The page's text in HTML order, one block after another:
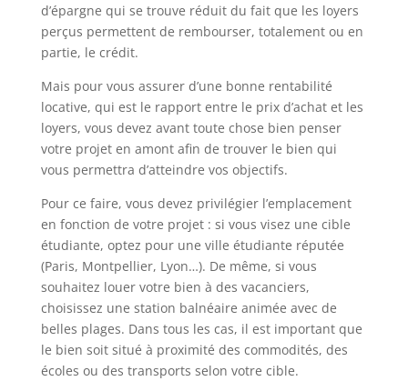
d’épargne qui se trouve réduit du fait que les loyers
perçus permettent de rembourser, totalement ou en
partie, le crédit.
Mais pour vous assurer d’une bonne rentabilité
locative, qui est le rapport entre le prix d’achat et les
loyers, vous devez avant toute chose bien penser
votre projet en amont afin de trouver le bien qui
vous permettra d’atteindre vos objectifs.
Pour ce faire, vous devez privilégier l’emplacement
en fonction de votre projet : si vous visez une cible
étudiante, optez pour une ville étudiante réputée
(Paris, Montpellier, Lyon…). De même, si vous
souhaitez louer votre bien à des vacanciers,
choisissez une station balnéaire animée avec de
belles plages. Dans tous les cas, il est important que
le bien soit situé à proximité des commodités, des
écoles ou des transports selon votre cible.